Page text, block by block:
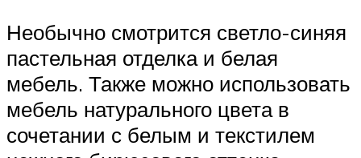
Необычно смотрится светло-синяя
пастельная отделка и белая
мебель. Также можно использовать
мебель натурального цвета в
сочетании с белым и текстилем